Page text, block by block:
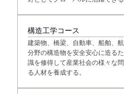
構造工学コース
建築物、橋梁、自動車、船舶、
分野の構造物を安全安心に造る
識を修得して産業社会の様々な
る人材を養成する。